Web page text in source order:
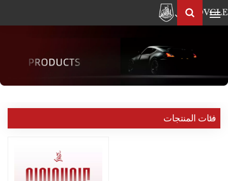
العربية
English
Pусский العربية
中
فئات المنتجات